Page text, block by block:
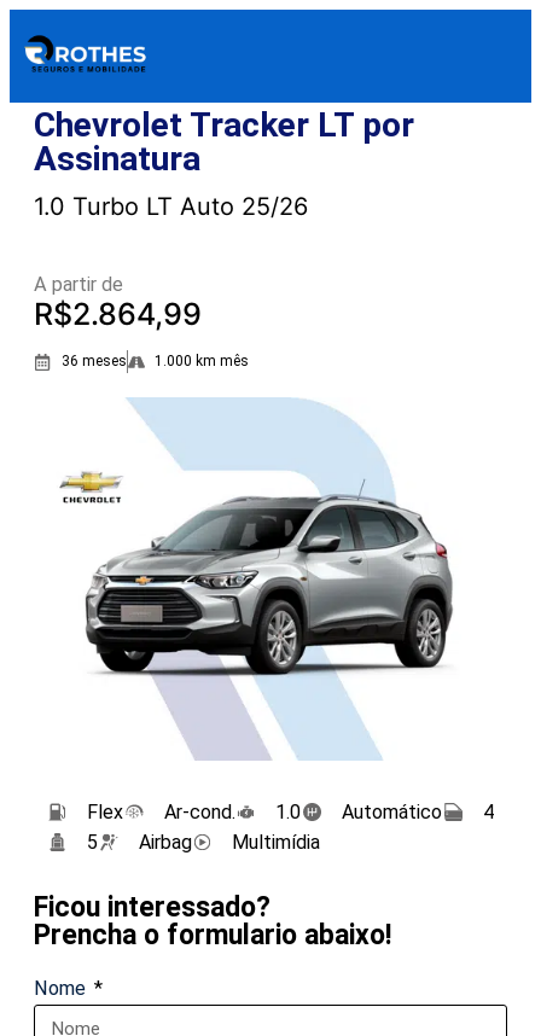
Chevrolet Tracker LT por
Assinatura
1.0 Turbo LT Auto 25/26
A partir de
R$2.864,99
36 meses 1.000 km mês
Flex Ar-cond. 1.0 Automático
4
5
Airbag Multimídia
Ficou interessado?
Prencha o formulario abaixo!
Nome